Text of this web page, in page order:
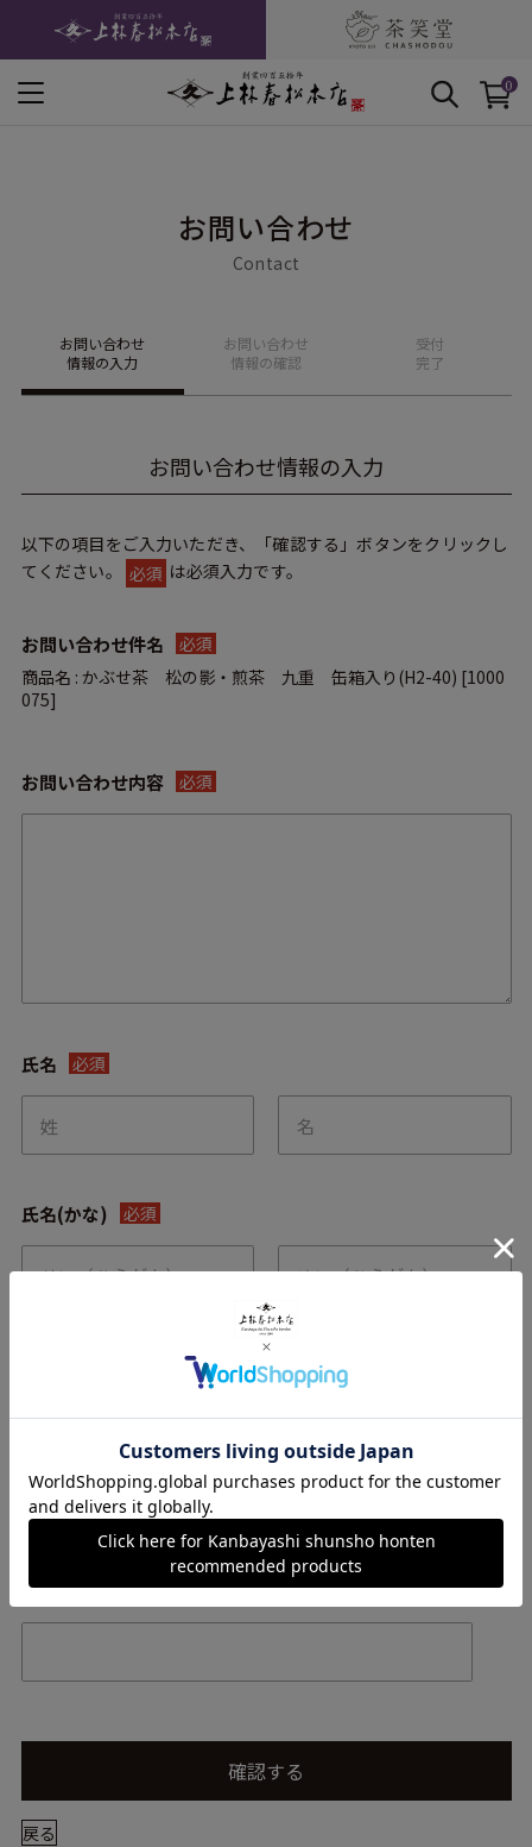
0
Contact
お問い合わせ
お問い合わせ
情報の入力
お問い合わせ
情報の確認
受付
完了
お問い合わせ情報の入力
以下の項目をご入力いただき、「確認する」ボタンをクリックし
てください。
必須 は必須入力です。
お問い合わせ件名
必須
商品名 : かぶせ茶 松の影・煎茶 九重 缶箱入り(H2-40) [1000
075]
お問い合わせ内容 必須
氏名 必須
氏名(かな) 必須
必須
電話番号 必須
戻る
確認する